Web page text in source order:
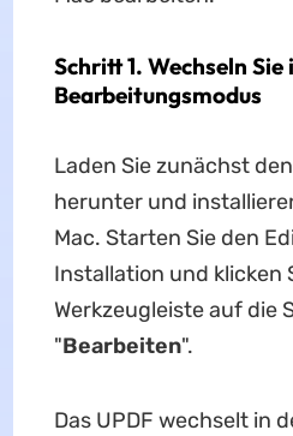
Schritt 1. Wechseln Sie
Bearbeitungsmodus
Laden Sie zunächst
herunter und
Mac. Starten Sie den
Installation und klicken
Werkzeugleiste auf die
"Bearbeiten".
Das UPDF wechselt in